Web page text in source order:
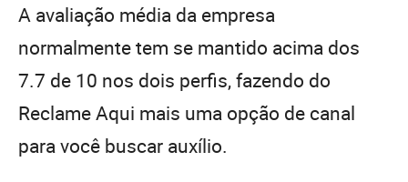
A avaliação média da empresa
normalmente tem se mantido acima dos
7.7 de 10 nos dois perfis, fazendo do
Reclame Aqui mais uma opção de canal
para você buscar auxílio.